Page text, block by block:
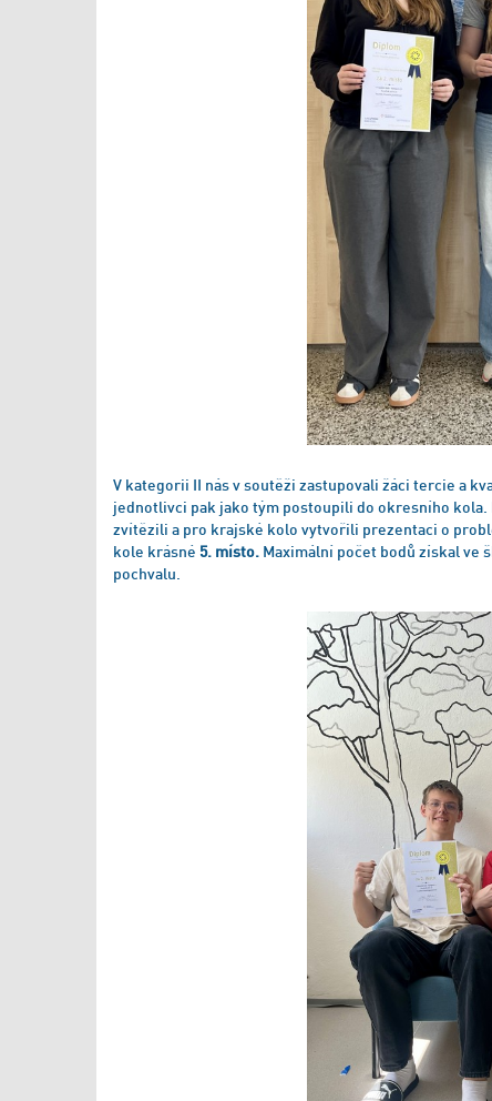
V kategorii II nás v soutěži zastupovali žáci tercie a
jednotlivci pak jako tým postoupili do okresního kola.
zvítězili a pro krajské kolo vytvořili prezentaci o
kole krásné 5. místo. Maximální počet bodů získal ve
pochvalu.